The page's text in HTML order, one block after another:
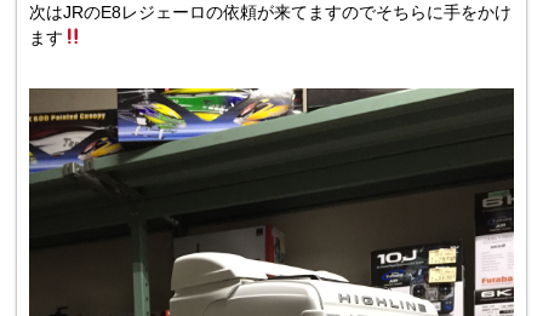
次はJRのE8レジェーロの依頼が来てますのでそちらに手をかけ
ます